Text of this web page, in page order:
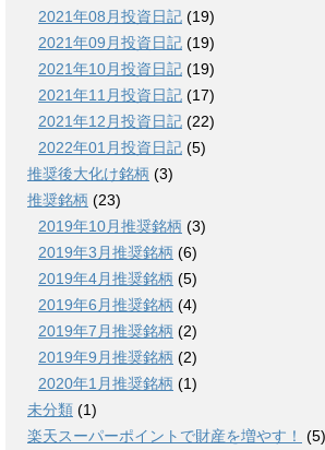
2021年08月投資日記 (19)
2021年09月投資日記 (19)
2021年10月投資日記 (19)
2021年11月投資日記 (17)
2021年12月投資日記 (22)
2022年01月投資日記 (5)
推奨後大化け銘柄 (3)
推奨銘柄 (23)
2019年10月推奨銘柄 (3)
2019年3月推奨銘柄 (6)
2019年4月推奨銘柄 (5)
2019年6月推奨銘柄 (4)
2019年7月推奨銘柄 (2)
2019年9月推奨銘柄 (2)
2020年1月推奨銘柄 (1)
未分類 (1)
楽天スーパーポイントで財産を増やす！
(5)